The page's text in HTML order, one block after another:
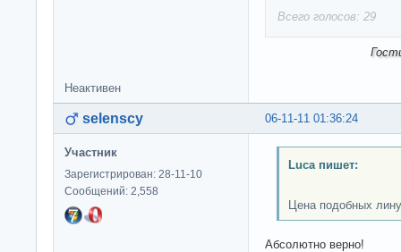
Всего голосов: 29
Неактивен
06-11-11 01:36:24
selenscy
Участник
Зарегистрирован: 28-11-10
Сообщений: 2,558
Luca пишет:
Цена подобных
Абсолютно верно!